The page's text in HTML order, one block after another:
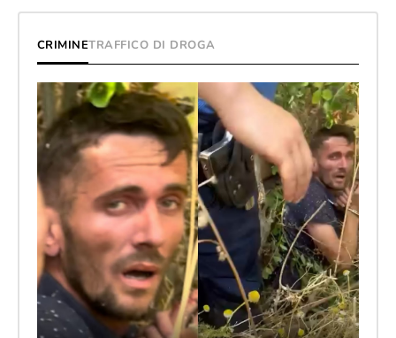
CRIMINETRAFFICO DI DROGA